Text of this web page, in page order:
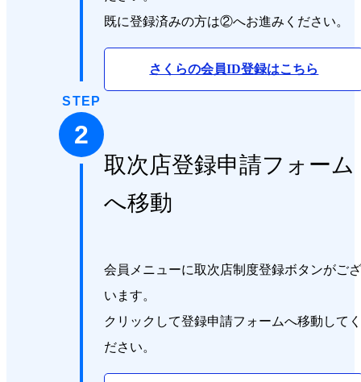
既に登録済みの方は②へお進みください。
さくらの会員ID登録はこちら
STEP
2
取次店登録申請フォーム
へ移動
会員メニューに取次店制度登録ボタンがご
います。
クリックして登録申請フォームへ移動して
ださい。